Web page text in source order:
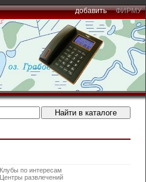
добавить ФИРМУ
Клубы по интересам
Центры развлечений